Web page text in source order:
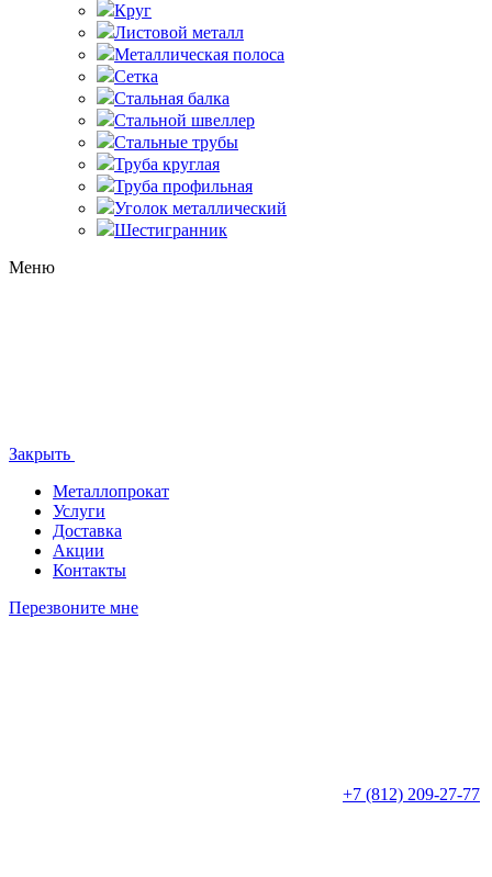
Круг
Листовой металл
Металлическая полоса
Сетка
Стальная балка
Стальной швеллер
Стальные трубы
Труба круглая
Труба профильная
Уголок металлический
Шестигранник
Меню
Закрыть
Металлопрокат
Услуги
Доставка
Акции
Контакты
Перезвоните мне
+7 (812) 209-27-77